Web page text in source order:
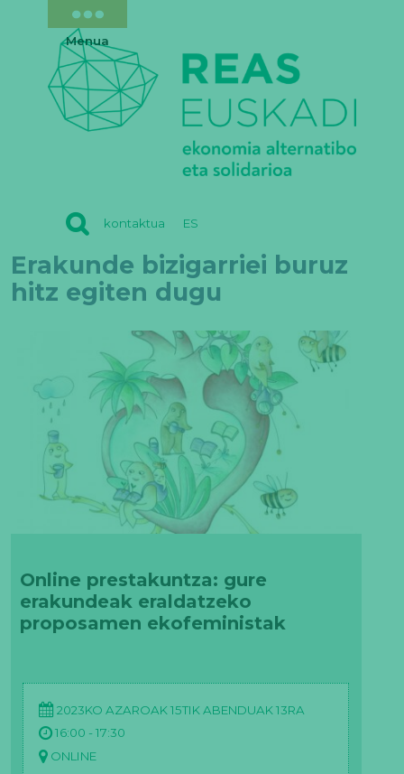
kontaktua ES
Menua
Erakunde bizigarriei buruz
hitz egiten dugu
Online prestakuntza: gure
erakundeak eraldatzeko
proposamen ekofeministak
2023KO AZAROAK 15TIK ABENDUAK 13RA
16:00 - 17:30
ONLINE